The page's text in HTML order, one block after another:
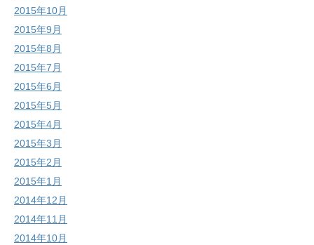
2015年10月
2015年9月
2015年8月
2015年7月
2015年6月
2015年5月
2015年4月
2015年3月
2015年2月
2015年1月
2014年12月
2014年11月
2014年10月